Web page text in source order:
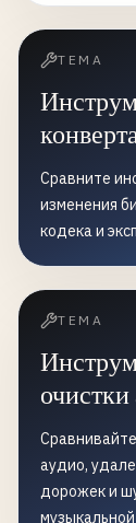
ТЕМА
Сравните
изменения
кодека и
ТЕМА
очистки
аудио,
дорожек и